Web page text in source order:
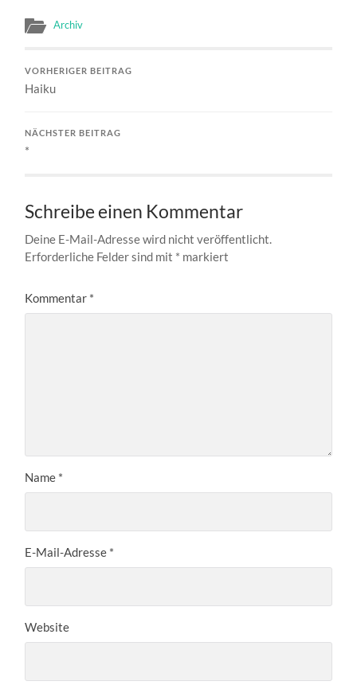
Archiv
VORHERIGER BEITRAG
Haiku
NÄCHSTER BEITRAG
*
Schreibe einen Kommentar
Deine E-Mail-Adresse wird nicht veröffentlicht.
Erforderliche Felder sind mit * markiert
Kommentar *
Name *
E-Mail-Adresse *
Website